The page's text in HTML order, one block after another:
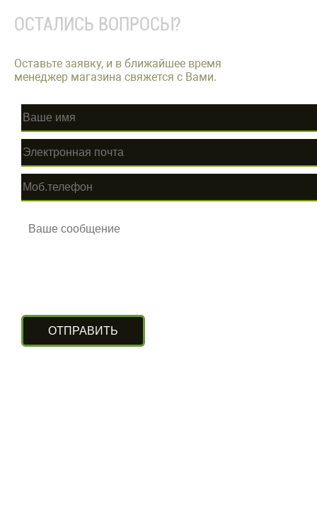
ОСТАЛИСЬ ВОПРОСЫ?
Оставьте заявку, и в ближайшее время
менеджер магазина свяжется с Вами.